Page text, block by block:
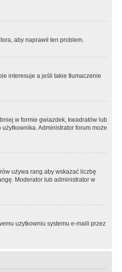
aby naprawił ten problem.
interesuje a jeśli takie tłumaczenie
w formie gwiazdek, kwadratów lub
Administrator forum może
używa rang aby wskazać liczbę
Moderator lub administrator w
użytkowniu systemu e-maili przez